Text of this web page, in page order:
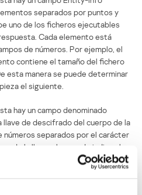
separados por puntos y
uno de los ficheros ejecutables
Cada elemento está
de números. Por ejemplo, el
contiene el tamaño del fichero
esta manera se puede determinar
el siguiente.
hay un campo denominado
llave de descifrado del cuerpo de la
separados por el carácter
de la llave; el segundo indica el
un XOR común y corriente. El
Aquí debemos recalcar